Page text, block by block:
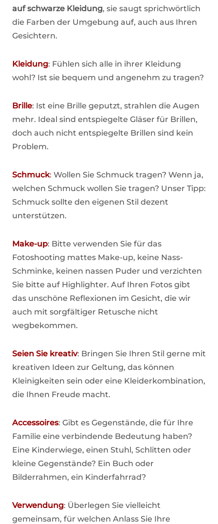
auf schwarze Kleidung, sie saugt sprichwörtlich
die Farben der Umgebung auf, auch aus Ihren
Gesichtern.
Kleidung: Fühlen sich alle in ihrer Kleidung
wohl? Ist sie bequem und angenehm zu tragen?
Brille: Ist eine Brille geputzt, strahlen die Augen
mehr. Ideal sind entspiegelte Gläser für Brillen,
doch auch nicht entspiegelte Brillen sind kein
Problem.
Schmuck: Wollen Sie Schmuck tragen? Wenn ja,
welchen Schmuck wollen Sie tragen? Unser Tipp:
Schmuck sollte den eigenen Stil dezent
unterstützen.
Make-up: Bitte verwenden Sie für das
Fotoshooting mattes Make-up, keine Nass-
Schminke, keinen nassen Puder und verzichten
Sie bitte auf Highlighter. Auf Ihren Fotos gibt
das unschöne Reflexionen im Gesicht, die wir
auch mit sorgfältiger Retusche nicht
wegbekommen.
Seien Sie kreativ: Bringen Sie Ihren Stil gerne mit
kreativen Ideen zur Geltung, das können
Kleinigkeiten sein oder eine Kleiderkombination,
die Ihnen Freude macht.
Accessoires: Gibt es Gegenstände, die für Ihre
Familie eine verbindende Bedeutung haben?
Eine Kinderwiege, einen Stuhl, Schlitten oder
kleine Gegenstände? Ein Buch oder
Bilderrahmen, ein Kinderfahrrad?
Verwendung: Überlegen Sie vielleicht
gemeinsam, für welchen Anlass Sie Ihre